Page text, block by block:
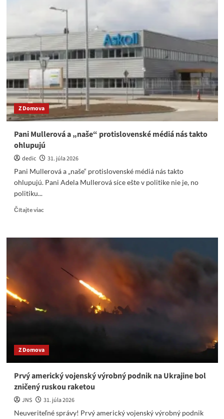
všemocnému
a
všemocným
USA
sa
nevypláca?
Z Domova
Pani Mullerová a „naše“ protislovenské médiá nás takto
ohlupujú
dedic
31. júla 2026
Pani Mullerová a „naše“ protislovenské médiá nás takto
ohlupujú. Pani Adela Mullerová síce ešte v politike nie je, no
politiku...
Čítajte viacRead
Pani
protislovenské
ohlupujú
Z Domova
Prvý americký vojenský výrobný podnik na Ukrajine bol
zničený ruskou raketou
JNS
31. júla 2026
Neuveriteľné správy! Prvý americký vojenský výrobný podnik